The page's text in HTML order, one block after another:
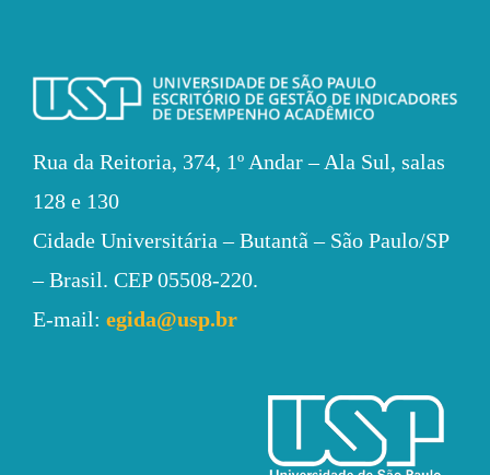
Rua da Reitoria, 374, 1º Andar – Ala Sul, salas
128 e 130
Cidade Universitária –Butantã – São Paulo/SP
– Brasil. CEP 05508-220.
E-mail: egida@usp.br